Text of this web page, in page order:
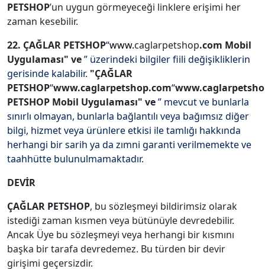
PETSHOP’un uygun görmeyeceği linklere erişimi her
zaman kesebilir.
22. ÇAĞLAR PETSHOP“www.caglarpetshop.com Mobil
Uygulaması" ve” üzerindeki bilgiler fiili değişikliklerin
gerisinde kalabilir. "ÇAĞLAR
PETSHOP“www.caglarpetshop.com“
PETSHOP Mobil Uygulaması" ve” mevcut ve bunlarla
sınırlı olmayan, bunlarla bağlantılı veya bağımsız diğer
bilgi, hizmet veya ürünlere etkisi ile tamlığı hakkında
herhangi bir sarih ya da zımni garanti verilmemekte ve
taahhütte bulunulmamaktadır.
DEVİR
ÇAĞLAR PETSHOP, bu sözleşmeyi bildirimsiz olarak
istediği zaman kısmen veya bütünüyle devredebilir.
Ancak Üye bu sözleşmeyi veya herhangi bir kısmını
başka bir tarafa devredemez. Bu türden bir devir
girişimi geçersizdir.